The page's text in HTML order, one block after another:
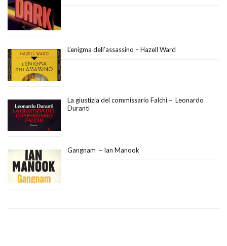
L’enigma dell’assassino – Hazell Ward
La giustizia del commissario Falchi – Leonardo
Duranti
Gangnam – Ian Manook